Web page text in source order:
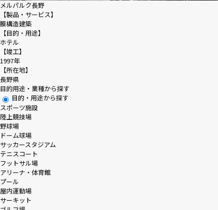
メルパルク長野
【製品・サービス】
膜構造建築
【目的・用途】
ホテル
【竣工】
1997年
【所在地】
長野県
目的用途・業種から探す
目的・用途から探す
スポーツ施設
陸上競技場
野球場
ドーム球場
サッカースタジアム
テニスコート
フットサル場
アリーナ・体育館
プール
屋内運動場
サーキット